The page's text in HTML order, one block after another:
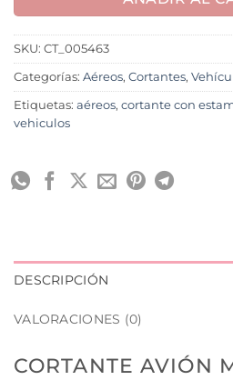
SKU: CT_005463
Categorías: Aéreos, Cortantes,
Etiquetas: aéreos, cortante con
vehiculos
DESCRIPCIÓN
VALORACIONES (0)
CORTANTE AVIÓN